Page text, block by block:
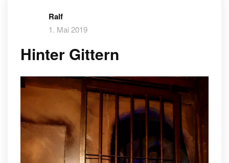
Ralf
1. Mai 2019
Hinter Gittern